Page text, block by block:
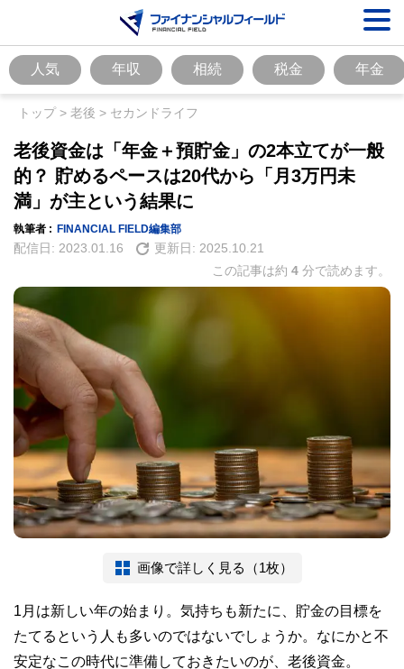
人気 年収 相続 税金 年金
トップ> 老後 > セカンドライフ
老後資金は「年金＋預貯金」の2本立てが一般
的？ 貯めるペースは20代から「月3万円未
満」が主という結果に
執筆者 : FINANCIAL FIELD編集部
配信日: 2023.01.16 更新日: 2025.10.21
この記事は約 4 分で読めます。
画像で詳しく見る（1枚）
1月は新しい年の始まり。気持ちも新たに、貯金の目標を
たてるという人も多いのではないでしょうか。なにかと不
安定なこの時代に準備しておきたいのが、老後資金。